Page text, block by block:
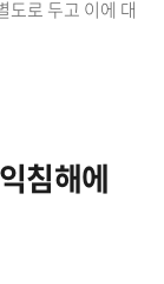
도로 두고 이에 대
침해에